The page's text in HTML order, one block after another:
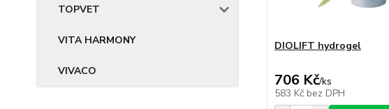
TOPVET
VITA HARMONY
VIVACO
DIOLIFT hydrogel
706 Kč/ks
583 Kč bez DPH